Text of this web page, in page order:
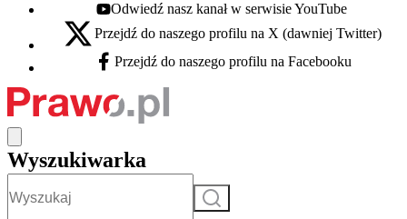
Youtube - otwiera się w nowej karcie
Odwiedź nasz kanał w serwisie YouTube
X - otwiera się w nowej karcie
Przejdź do naszego profilu na X (dawniej Twitter)
Facebook - otwiera się w nowej karcie
Przejdź do naszego profilu na Facebooku
Wyszukiwarka
Szukaj